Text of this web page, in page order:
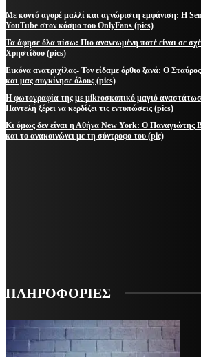
Με κοντό αγορέ μαλλί και αγνώριστη εμφάνιση: Η
YouTube στον κόσμο του OnlyFans (pics)
Τα άφησε όλα πίσω: Πιο ανανεωμένη ποτέ είναι σε
Χρηστίδου (pics)
Εικόνα ανατριχίλας- Τον είδαμε όρθιο ξανά: Ο
και μας συγκίνησε όλους (pics)
Η φωτογραφία της με μikroσκοπικό μαγιό
Παντελή ξέρει να κερδίζει τις εντυπώσεις (pics)
Κι όμως δεν είναι η Αθήνα New York: Ο Παναγιώτης
και το ανακοινώνει με τη σύντροφο του (pic)
ΠΛΗΡΟΦΟΡΙΕΣ
VARiEMAi